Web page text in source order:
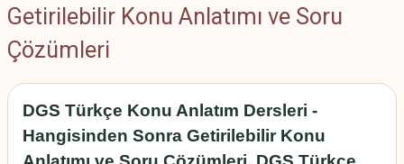
Getirilebilir Konu Anlatımı ve Soru
Çözümleri
DGS Türkçe Konu Anlatım Dersleri -
Hangisinden Sonra Getirilebilir Konu